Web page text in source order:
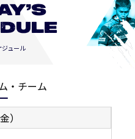
ュール
・チーム
）